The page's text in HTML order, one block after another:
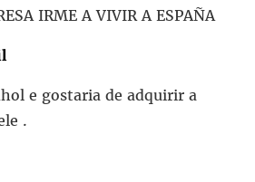
IRME A VIVIR A ESPAÑA
e gostaria de adquirir a
.